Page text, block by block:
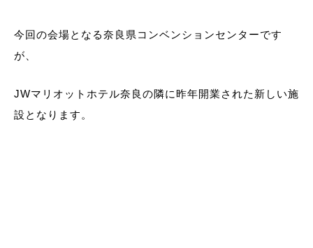
今回の会場となる奈良県コンベンションセンターです
が、
JWマリオットホテル奈良の隣に昨年開業された新しい施
設となります。